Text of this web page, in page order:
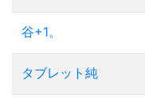
谷+1。
タブレット純